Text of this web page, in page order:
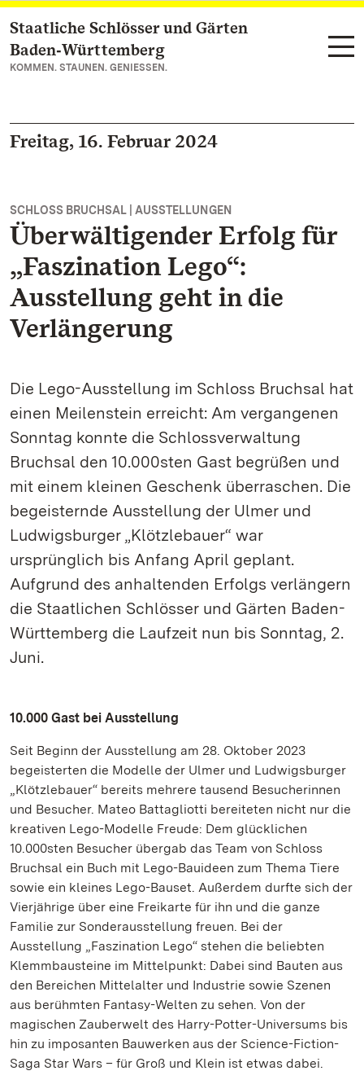
Zum Hauptinhalt springen
Staatliche Schlösser und Gärten
Baden‑Württemberg
KOMMEN. STAUNEN. GENIESSEN.
Freitag, 16. Februar 2024
SCHLOSS BRUCHSAL | AUSSTELLUNGEN
Überwältigender Erfolg für
„Faszination Lego“:
Ausstellung geht in die
Verlängerung
Die Lego-Ausstellung im Schloss Bruchsal hat
einen Meilenstein erreicht: Am vergangenen
Sonntag konnte die Schlossverwaltung
Bruchsal den 10.000sten Gast begrüßen und
mit einem kleinen Geschenk überraschen. Die
begeisternde Ausstellung der Ulmer und
Ludwigsburger „Klötzlebauer“ war
ursprünglich bis Anfang April geplant.
Aufgrund des anhaltenden Erfolgs verlängern
die Staatlichen Schlösser und Gärten Baden-
Württemberg die Laufzeit nun bis Sonntag, 2.
Juni.
10.000 Gast bei Ausstellung
Seit Beginn der Ausstellung am 28. Oktober 2023
begeisterten die Modelle der Ulmer und Ludwigsburger
„Klötzlebauer“ bereits mehrere tausend Besucherinnen
und Besucher. Mateo Battagliotti bereiteten nicht nur die
kreativen Lego-Modelle Freude: Dem glücklichen
10.000sten Besucher übergab das Team von Schloss
Bruchsal ein Buch mit Lego-Bauideen zum Thema Tiere
sowie ein kleines Lego-Bauset. Außerdem durfte sich der
Vierjährige über eine Freikarte für ihn und die ganze
Familie zur Sonderausstellung freuen. Bei der
Ausstellung „Faszination Lego“ stehen die beliebten
Klemmbausteine im Mittelpunkt: Dabei sind Bauten aus
den Bereichen Mittelalter und Industrie sowie Szenen
aus berühmten Fantasy-Welten zu sehen. Von der
magischen Zauberwelt des Harry-Potter-Universums bis
hin zu imposanten Bauwerken aus der Science-Fiction-
Saga Star Wars – für Groß und Klein ist etwas dabei.